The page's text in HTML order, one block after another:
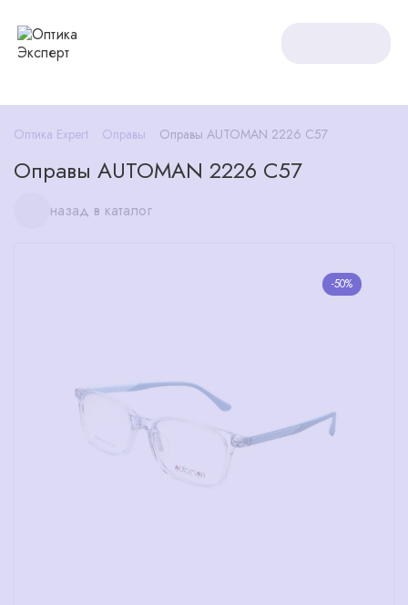
Оптика Expert Оправы Оправы AUTOMAN 2226 C57
Оправы AUTOMAN 2226 C57
назад в каталог
-50%